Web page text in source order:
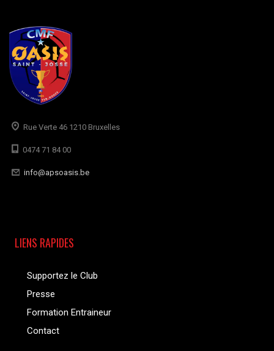
Rue Verte 46 1210 Bruxelles
0474 71 84 00
info@apsoasis.be
LIENS RAPIDES
Supportez le Club
Presse
Formation Entraineur
Contact